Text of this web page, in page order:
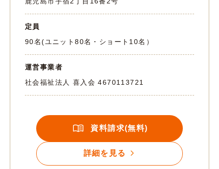
定員
90名(ユニット80名・ショート10名）
運営事業者
社会福祉法人 喜入会4670113721
資料請求(無料)
詳細を見る